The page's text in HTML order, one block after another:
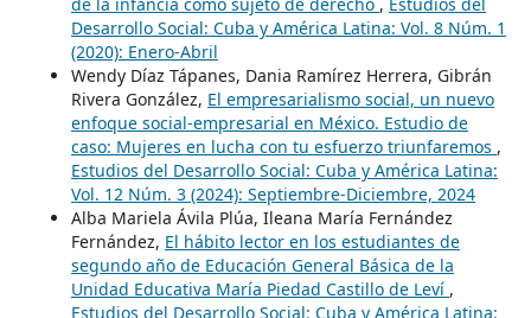
Desarrollo Social: Cuba y América Latina: Vol. 8 Núm. 1
(2020): Enero-Abril
Wendy Díaz Tápanes, Dania Ramírez Herrera, Gibrán
Rivera González, El empresarialismo social, un nuevo
enfoque social-empresarial en México. Estudio de
caso: Mujeres en lucha con tu esfuerzo triunfaremos ,
Estudios del Desarrollo Social: Cuba y América Latina:
Vol. 12 Núm. 3 (2024): Septiembre-Diciembre, 2024
Alba Mariela Ávila Plúa, Ileana María Fernández
Fernández, El hábito lector en los estudiantes de
segundo año de Educación General Básica de la
Unidad Educativa María Piedad Castillo de Leví ,
Estudios del Desarrollo Social: Cuba y América Latina: